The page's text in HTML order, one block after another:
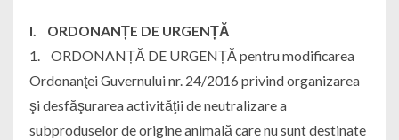
I. ORDONANȚE DE URGENȚĂ
1. ORDONANȚĂ DE URGENȚĂ pentru modificarea
Ordonanţei Guvernului nr. 24/2016 privind organizarea
şi desfăşurarea activităţii de neutralizare a
subproduselor de origine animală care nu sunt destinate